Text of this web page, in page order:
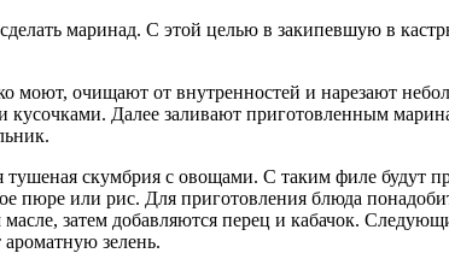
маринад. С этой целью в закипевшую в
моют, очищают от внутренностей и нарезают
кусочками. Далее заливают приготовленным
тушеная скумбрия с овощами. С таким филе будут
пюре или рис. Для приготовления блюда
масле, затем добавляются перец и кабачок.
зелень.